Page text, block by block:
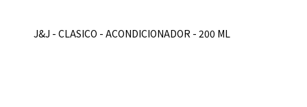
J&J - CLASICO - ACONDICIONADOR - 200 ML